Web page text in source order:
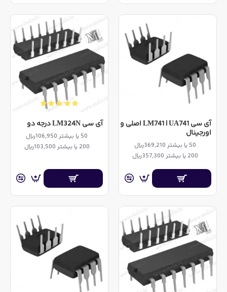
آی سی LM741 | UA741 اصلی و
اورجینال
50 یا بیشتر 369,210ریال
200 یا بیشتر 357,300ریال
آی سی LM324N درجه دو
50 یا بیشتر 106,950ریال
200 یا بیشتر 103,500ریال